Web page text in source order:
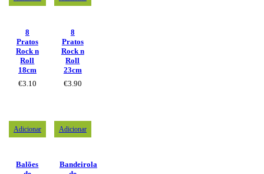
8
Pratos
Rock n
Roll
18cm
€3.10
8
Pratos
Rock n
Roll
23cm
€3.90
Adicionar
Balões
Adicionar
Bandeirola